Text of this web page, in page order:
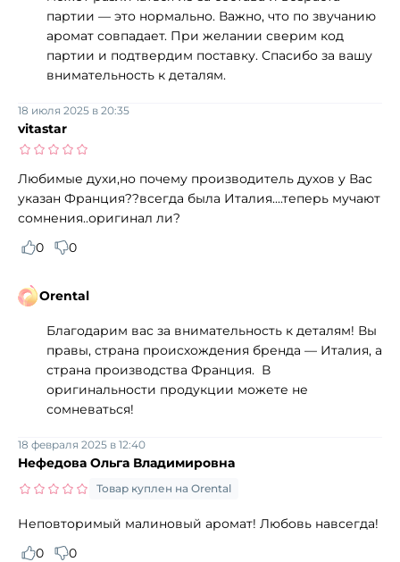
партии — это нормально. Важно, что по звучанию
аромат совпадает. При желании сверим код
партии и подтвердим поставку. Спасибо за вашу
внимательность к деталям.
vitastar
18 июля 2025 в 20:35
Любимые духи,но почему производитель духов у Вас
указан Франция??всегда была Италия....теперь мучают
сомнения..оригинал ли?
0
0
Orental
Благодарим вас за внимательность к деталям! Вы
правы, страна происхождения бренда — Италия, а
страна производства Франция. В
оригинальности продукции можете не
сомневаться!
Нефедова Ольга Владимировна
18 февраля 2025 в 12:40
Товар куплен на Orental
Неповторимый малиновый аромат! Любовь навсегда!
0
0